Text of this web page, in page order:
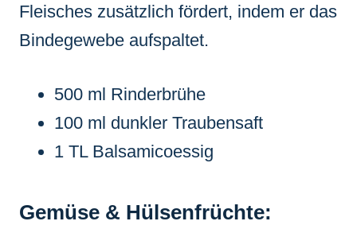
Fleisches zusätzlich fördert, indem er das
Bindegewebe aufspaltet.
500 ml Rinderbrühe
100 ml dunkler Traubensaft
1 TL Balsamicoessig
Gemüse & Hülsenfrüchte: